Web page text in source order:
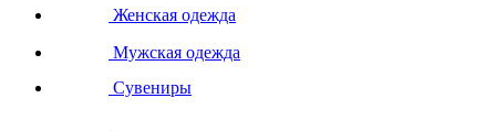
Женская одежда
Мужская одежда
Сувениры